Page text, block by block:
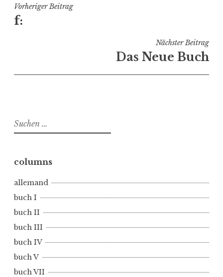
ö
f
l
t
i
b
c
h
I
I
Beitragsnavigation
Vorheriger Beitrag
f:
Nächster Beitrag
Das Neue Buch
Suchen
nach:
columns
allemand
buch I
buch II
buch III
buch IV
buch V
buch VII